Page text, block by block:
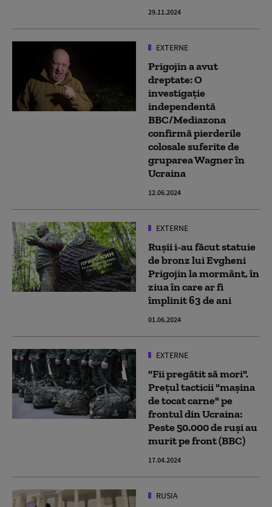
29.11.2024
EXTERNE
Prigojin a avut
dreptate: O
investigație
independentă
BBC/Mediazona
confirmă pierderile
colosale suferite de
gruparea Wagner în
Ucraina
12.06.2024
EXTERNE
Rușii i-au făcut statuie
de bronz lui Evgheni
Prigojin la mormânt, în
ziua în care ar fi
împlinit 63 de ani
01.06.2024
EXTERNE
"Fii pregătit să mori".
Prețul tacticii "mașina
de tocat carne" pe
frontul din Ucraina:
Peste 50.000 de ruși au
murit pe front (BBC)
17.04.2024
RUSIA